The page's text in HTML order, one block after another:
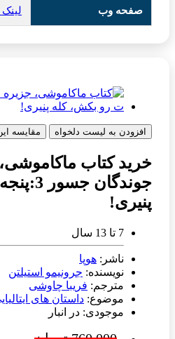
صفحه وب
افزودن به لیست دلخواه مقایسه
خرید کتاب
پنیری!
7 تا 13 سال
ناشر: هوپا
نویسنده: جرونیمو استیلتن
مترجم: فریبا چاوشی
موضوع: داستان های
موجودی: در انبار